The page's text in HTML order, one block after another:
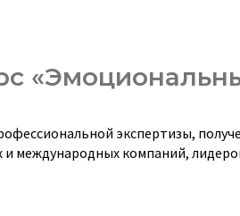
экспертизы,
международных компаний,